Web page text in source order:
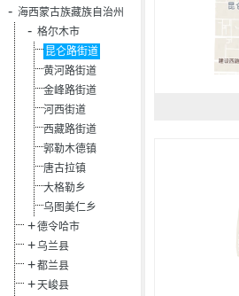
海西蒙古族藏族自治州
格尔木市
昆仑路街道
黄河路街道
金峰路街道
河西街道
西藏路街道
郭勒木德镇
唐古拉镇
大格勒乡
乌图美仁乡
德令哈市
乌兰县
都兰县
天峻县